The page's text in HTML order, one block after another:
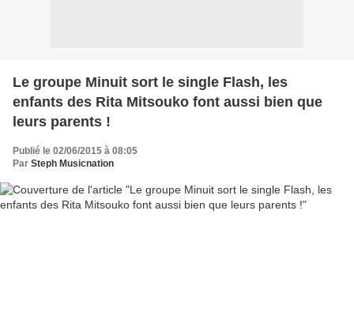
Le groupe Minuit sort le single Flash, les
enfants des Rita Mitsouko font aussi bien que
leurs parents !
Publié le 02/06/2015 à 08:05
Par Steph Musicnation